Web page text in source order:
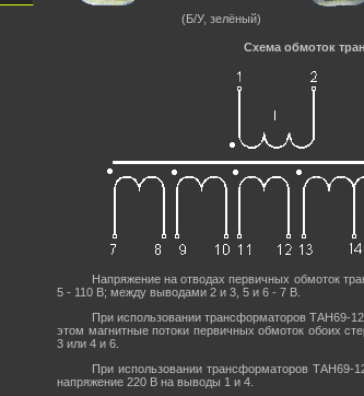
(Б/У, зелёный)
Схема обмоток
Напряжение на отводах первичных обмоток
5 - 110 В; между выводами 2 и 3, 5 и 6 - 7 В.
При использовании трансформаторов ТAН69-
этом магнитные потоки первичных обмоток обоих
3 или 4 и 6.
При использовании трансформаторов ТAН69-
напряжение 220 В на выводы 1 и 4.